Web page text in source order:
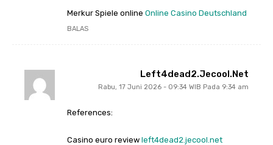
Merkur Spiele online Online Casino Deutschland
BALAS
Left4dead2.jecool.net
Rabu, 17 Juni 2026 - 09:34 WIB Pada 9:34 am
References:
Casino euro review left4dead2.jecool.net